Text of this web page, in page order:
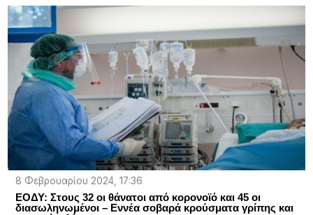
8 Φεβρουαρίου 2024, 17:36
ΕΟΔΥ: Στους 32 οι θάνατοι από κορoνοϊό και 45 οι
διασωληνωμένοι – Εννέα σοβαρά κρούσματα γρίπης και